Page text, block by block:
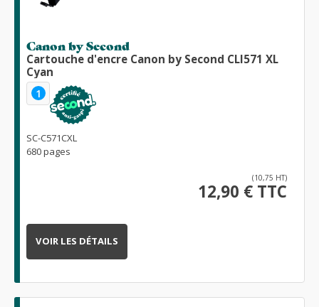
Canon by Second
Cartouche d'encre Canon by Second CLI571 XL
Cyan
1
SC-C571CXL
680 pages
(10,75 HT)
12,90 € TTC
VOIR LES DÉTAILS